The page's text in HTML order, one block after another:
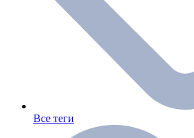
Все теги